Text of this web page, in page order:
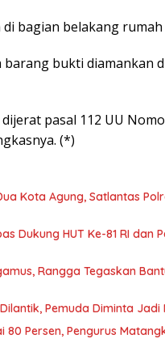
bagian belakang
bukti diamankan
pasal 112 UU
(*)
Kota Agung, Satlantas
Dukung HUT Ke-81 RI dan
Rangga Tegaskan
Pemuda Diminta
Persen, Pengurus